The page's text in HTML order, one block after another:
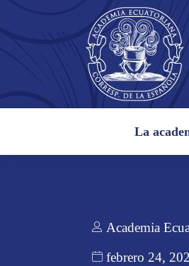
La
Academia
febrero 24,